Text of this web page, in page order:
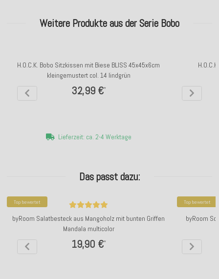
Weitere Produkte aus der Serie Bobo
H.O.C.K. Bobo Sitzkissen mit Biese BLISS 45x45x6cm
kleingemustert col. 14 lindgrün
32,99 €*
Lieferzeit: ca. 2-4 Werktage
Das passt dazu:
Top bewertet
byRoom Salatbesteck aus Mangoholz mit bunten Griffen
Mandala multicolor
19,90 €*
Top bewertet
byRoom